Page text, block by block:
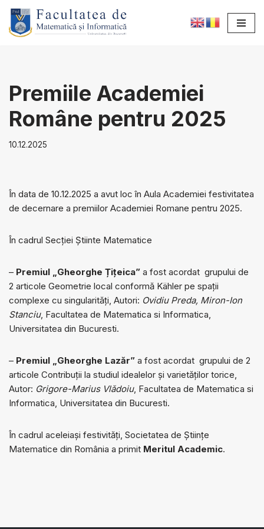
Sari
Premiile Academiei
Române pentru 2025
10.12.2025
În data de 10.12.2025 a avut loc în Aula Academiei festivitatea
de decernare a premiilor Academiei Romane pentru 2025.
În cadrul Secției Știinte Matematice
– Premiul „Gheorghe Țițeica” a fost acordat grupului de
2 articole Geometrie local conformă Kähler pe spații
complexe cu singularități, Autori: Ovidiu Preda, Miron-Ion
Stanciu, Facultatea de Matematica si Informatica,
Universitatea din Bucuresti.
– Premiul „Gheorghe Lazăr” a fost acordat grupului de 2
articole Contribuţii la studiul idealelor şi varietăţilor torice,
Autor: Grigore-Marius Vlădoiu, Facultatea de Matematica si
Informatica, Universitatea din Bucuresti.
În cadrul aceleiași festivități, Societatea de Ştiinţe
Matematice din România a primit Meritul Academic.